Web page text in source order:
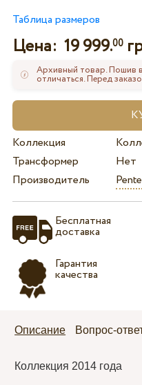
Таблица размеров
Цена: 19 999.00
Архивный товар. Пошив
отличаться. Перед
Коллекция
Трансформер
Нет
Производитель
Бесплатная
доставка
Гарантия
качества
Описание Вопрос-
Коллекция 2014 года